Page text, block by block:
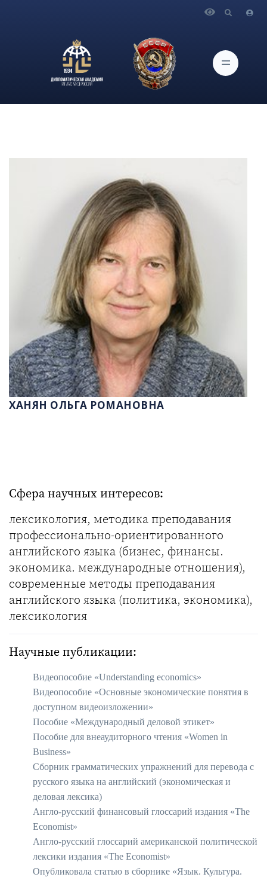
ХАНЯН ОЛЬГА РОМАНОВНА
Сфера научных интересов:
лексикология, методика преподавания
профессионально-ориентированного
английского языка (бизнес, финансы.
экономика. международные отношения),
современные методы преподавания
английского языка (политика, экономика),
лексикология
Научные публикации:
Видеопособие «Understanding economics»
Видеопособие «Основные экономические понятия в
доступном видеоизложении»
Пособие «Международный деловой этикет»
Пособие для внеаудиторного чтения «Women in
Business»
Сборник грамматических упражнений для перевода с
русского языка на английский (экономическая и
деловая лексика)
Англо-русский финансовый глоссарий издания «The
Economist»
Англо-русский глоссарий американской политической
лексики издания «The Economist»
Опубликовала статью в сборнике «Язык. Культура.